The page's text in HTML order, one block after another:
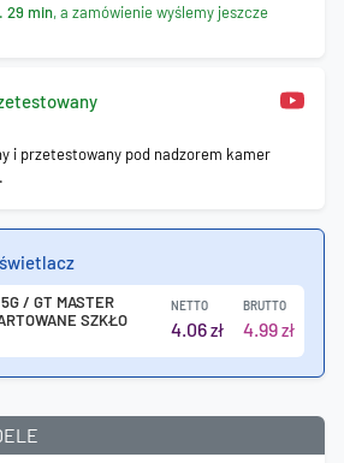
29 min, a zamówienie wyślemy jeszcze
i przetestowany pod nadzorem kamer
/ GT MASTER
SZKŁO
NETTO
4.06zł
BRUTTO
4.99zł